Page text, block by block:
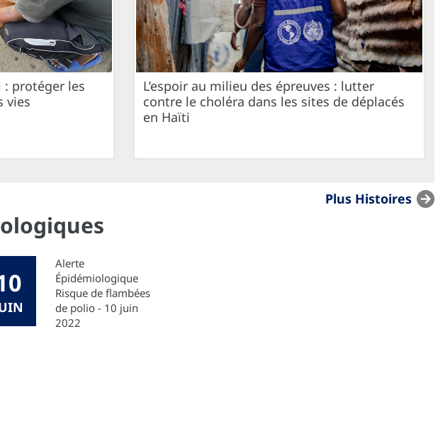
: protéger les
vies
L’espoir au milieu des épreuves : lutter
contre le choléra dans les sites de déplacés
en Haïti
Plus Histoires
Alerte
Épidémiologique
Risque de flambées
de polio - 10 juin
2022